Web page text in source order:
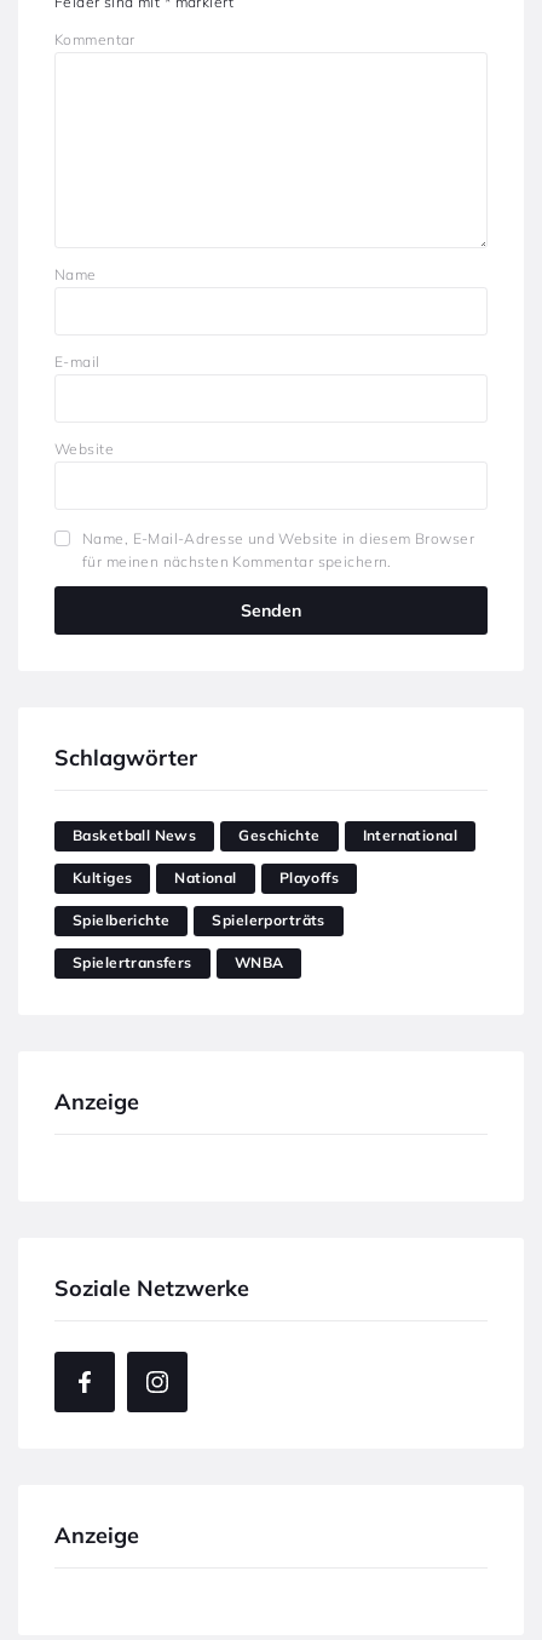
Kommentar
Name
E-mail
Website
Name, E-Mail-Adresse und Website in diesem Browser
für meinen nächsten Kommentar speichern.
Schlagwörter
Basketball News Geschichte International
Kultiges National Playoffs
Spielberichte Spielerporträts
Spielertransfers WNBA
Anzeige
Soziale Netzwerke
Anzeige